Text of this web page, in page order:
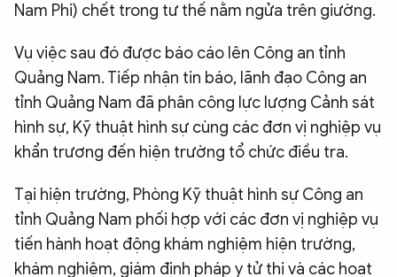
Nam Phi) chết trong tư thế nằm ngửa trên giường.
Vụ việc sau đó được báo cáo lên Công an tỉnh
Quảng Nam. Tiếp nhận tin báo, lãnh đạo Công an
tỉnh Quảng Nam đã phân công lực lượng Cảnh sát
hình sự, Kỹ thuật hình sự cùng các đơn vị nghiệp vụ
khẩn trương đến hiện trường tổ chức điều tra.
Tại hiện trường, Phòng Kỹ thuật hình sự Công an
tỉnh Quảng Nam phối hợp với các đơn vị nghiệp vụ
tiến hành hoạt động khám nghiệm hiện trường,
khám nghiệm, giám định pháp y tử thi và các hoạt